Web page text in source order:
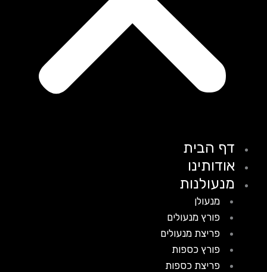
דף הבית
אודותינו
מנעולנות
מנעולן
פורץ מנעולים
פריצת מנעולים
פורץ כספות
פריצת כספות